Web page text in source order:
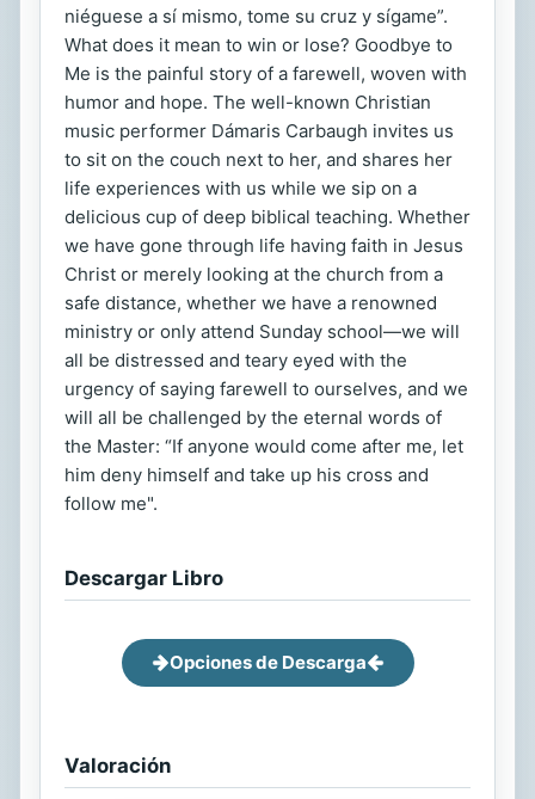
niéguese a sí mismo, tome su cruz y sígame”.
What does it mean to win or lose? Goodbye to
Me is the painful story of a farewell, woven with
humor and hope. The well-known Christian
music performer Dámaris Carbaugh invites us
to sit on the couch next to her, and shares her
life experiences with us while we sip on a
delicious cup of deep biblical teaching. Whether
we have gone through life having faith in Jesus
Christ or merely looking at the church from a
safe distance, whether we have a renowned
ministry or only attend Sunday school—we will
all be distressed and teary eyed with the
urgency of saying farewell to ourselves, and we
will all be challenged by the eternal words of
the Master: “If anyone would come after me, let
him deny himself and take up his cross and
follow me".
Descargar Libro
Opciones de Descarga
Valoración